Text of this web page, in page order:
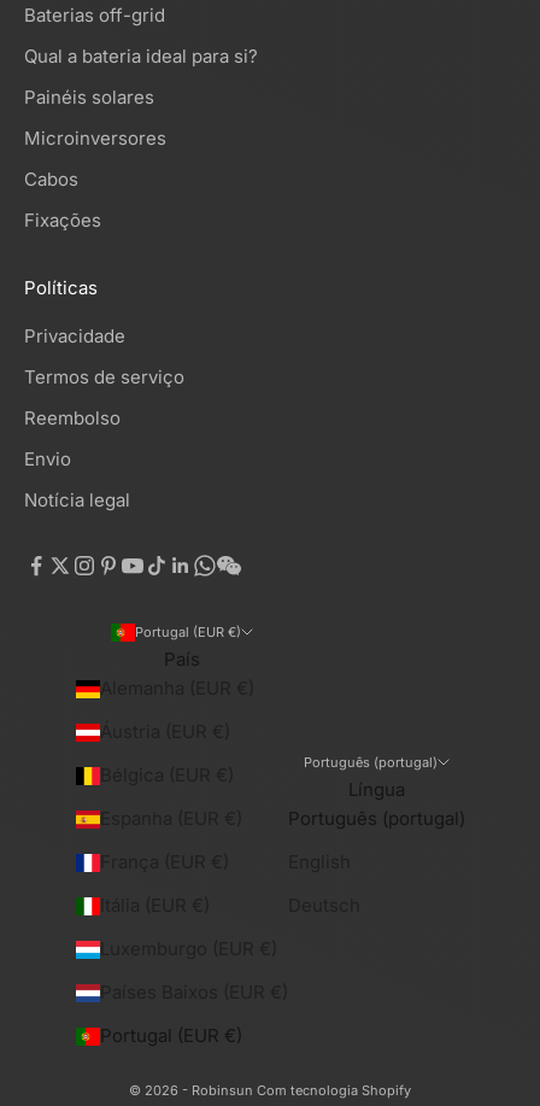
Baterias off-grid
Qual a bateria ideal para si?
Painéis solares
Microinversores
Cabos
Fixações
Políticas
Privacidade
Termos de serviço
Reembolso
Envio
Notícia legal
Portugal (EUR €)
País
Portugal (EUR €)
Português (portugal)
Língua
Português (portugal)
© 2026 - Robinsun Com tecnologia Shopify